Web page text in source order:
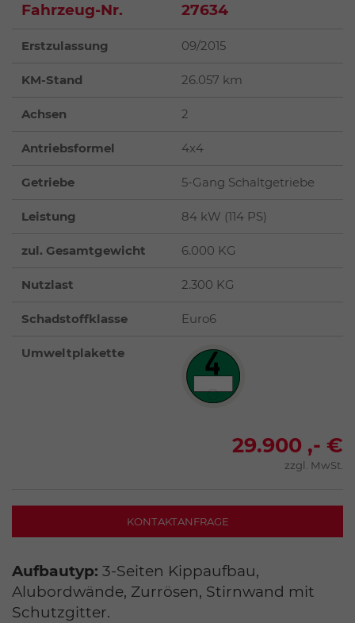
Fahrzeug-Nr. 27634
Erstzulassung 09/2015
KM-Stand 26.057 km
Achsen 2
Antriebsformel 4x4
Getriebe 5-Gang Schaltgetriebe
Leistung 84 kW (114 PS)
zul. Gesamtgewicht 6.000 KG
Nutzlast 2.300 KG
Schadstoffklasse Euro6
Umweltplakette
29.900 ,- €
zzgl. MwSt.
KONTAKTANFRAGE
Aufbautyp: 3-Seiten Kippaufbau,
Alubordwände, Zurrösen, Stirnwand mit
Schutzgitter.